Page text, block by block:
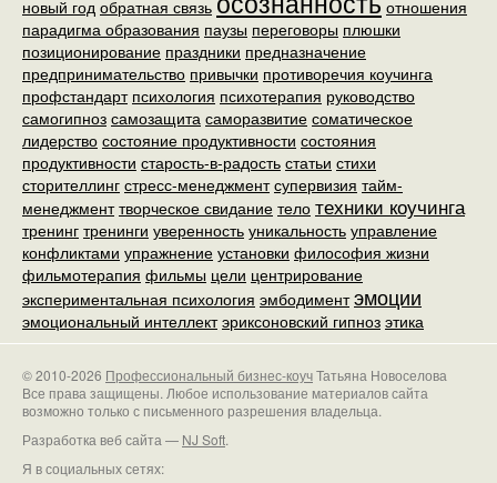
новый год обратная связь
отношения
парадигма образования паузы переговоры плюшки
позиционирование праздники предназначение
предпринимательство привычки противоречия коучинга
профстандарт психология психотерапия руководство
самогипноз самозащита саморазвитие соматическое
лидерство состояние продуктивности состояния
продуктивности старость-в-радость статьи стихи
сторителлинг стресс-менеджмент супервизия тайм-
менеджмент творческое свидание тело техники коучинга
тренинг тренинги уверенность уникальность управление
конфликтами упражнение установки философия жизни
фильмотерапия фильмы цели центрирование
экспериментальная психология эмбодимент эмоции
эмоциональный интеллект эриксоновский гипноз этика
© 2010-2026 Профессиональный бизнес-коучТатьяна Новоселова
Все права защищены. Любое использование материалов сайта
возможно только с письменного разрешения владельца.
Разработка веб сайта — NJ Soft.
Я в социальных сетях: